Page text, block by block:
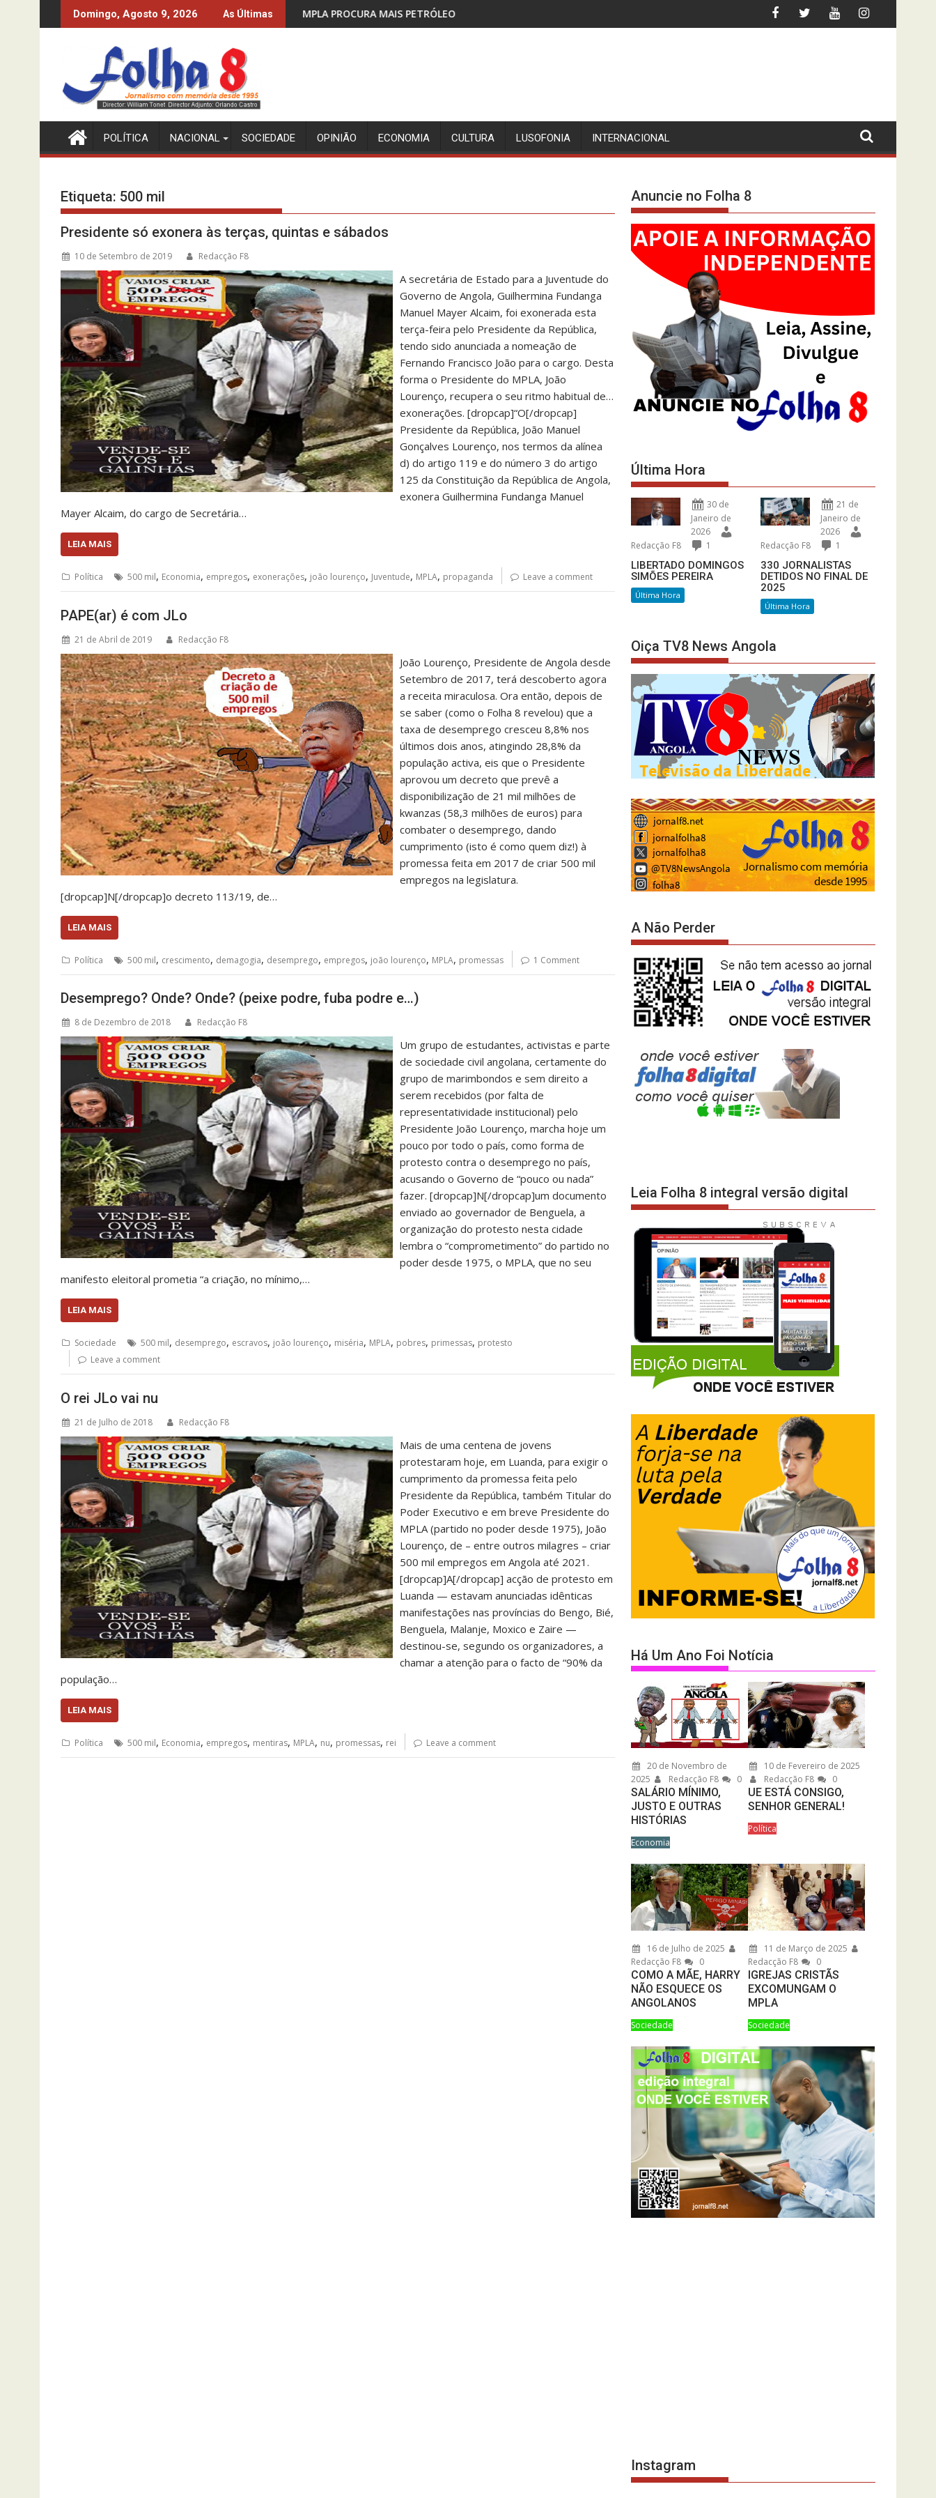
to
Domingo, Agosto 9, 2026 As Últimas
MPLA PROCURA MAIS PETRÓLEO MPLA SÓ CONHECE A "RAZÃO" DA FORÇA
POLÍTICA NACIONAL SOCIEDADE OPINIÃO ECONOMIA CULTURA LUSOFONIA INTERNACIONAL
Etiqueta: 500 mil
Presidente só exonera às terças, quintas e sábados
10 de Setembro de 2019 Redacção F8
A secretária de Estado para a Juventude do
Governo de Angola, Guilhermina Fundanga
Manuel Mayer Alcaim, foi exonerada esta
terça-feira pelo Presidente da República,
tendo sido anunciada a nomeação de
Fernando Francisco João para o cargo. Desta
forma o Presidente do MPLA, João
Lourenço, recupera o seu ritmo habitual de…
exonerações. [dropcap]“O[/dropcap]
Presidente da República, João Manuel
Gonçalves Lourenço, nos termos da alínea
d) do artigo 119 e do número 3 do artigo
125 da Constituição da República de Angola,
exonera Guilhermina Fundanga Manuel
Mayer Alcaim, do cargo de Secretária…
LEIA MAIS
Política 500 mil, Economia, empregos, exonerações, joão lourenço, Juventude, MPLA, propaganda Leave a comment
PAPE(ar) é com JLo
21 de Abril de 2019 Redacção F8
João Lourenço, Presidente de Angola desde
Setembro de 2017, terá descoberto agora
a receita miraculosa. Ora então, depois de
se saber (como o Folha 8 revelou) que a
taxa de desemprego cresceu 8,8% nos
últimos dois anos, atingindo 28,8% da
população activa, eis que o Presidente
aprovou um decreto que prevê a
disponibilização de 21 mil milhões de
kwanzas (58,3 milhões de euros) para
combater o desemprego, dando
cumprimento (isto é como quem diz!) à
promessa feita em 2017 de criar 500 mil
empregos na legislatura.
[dropcap]N[/dropcap]o decreto 113/19, de…
LEIA MAIS
Política 500 mil, crescimento, demagogia, desemprego, empregos, joão lourenço, MPLA, promessas 1 Comment
Desemprego? Onde? Onde? (peixe podre, fuba podre e…)
8 de Dezembro de 2018 Redacção F8
Um grupo de estudantes, activistas e parte
de sociedade civil angolana, certamente do
grupo de marimbondos e sem direito a
serem recebidos (por falta de
representatividade institucional) pelo
Presidente João Lourenço, marcha hoje um
pouco por todo o país, como forma de
protesto contra o desemprego no país,
acusando o Governo de “pouco ou nada”
fazer. [dropcap]N[/dropcap]um documento
enviado ao governador de Benguela, a
organização do protesto nesta cidade
lembra o “comprometimento” do partido no
poder desde 1975, o MPLA, que no seu
manifesto eleitoral prometia “a criação, no mínimo,…
LEIA MAIS
Sociedade 500 mil, desemprego, escravos, joão lourenço, miséria, MPLA, pobres, primessas, protesto
Leave a comment
O rei JLo vai nu
21 de Julho de 2018 Redacção F8
Mais de uma centena de jovens
protestaram hoje, em Luanda, para exigir o
cumprimento da promessa feita pelo
Presidente da República, também Titular do
Poder Executivo e em breve Presidente do
MPLA (partido no poder desde 1975), João
Lourenço, de – entre outros milagres – criar
500 mil empregos em Angola até 2021.
[dropcap]A[/dropcap] acção de protesto em
Luanda — estavam anunciadas idênticas
manifestações nas províncias do Bengo, Bié,
Benguela, Malanje, Moxico e Zaire —
destinou-se, segundo os organizadores, a
chamar a atenção para o facto de “90% da
população…
LEIA MAIS
Política 500 mil, Economia, empregos, mentiras, MPLA, nu, promessas, rei Leave a comment
Anuncie no Folha 8
Última Hora
30 de
Janeiro de
2026
Redacção F8
1
LIBERTADO DOMINGOS
SIMÕES PEREIRA
Última Hora
21 de
Janeiro de
2026
Redacção F8
1
330 JORNALISTAS
DETIDOS NO FINAL DE
2025
Última Hora
Oiça TV8 News Angola
A Não Perder
Leia Folha 8 integral versão digital
Há Um Ano Foi Notícia
20 de Novembro de
2025
Redacção F8 0
SALÁRIO MÍNIMO,
JUSTO E OUTRAS
HISTÓRIAS
Economia
10 de Fevereiro de 2025
Redacção F8
0
UE ESTÁ CONSIGO,
SENHOR GENERAL!
Política
16 de Julho de 2025
Redacção F8
0
COMO A MÃE, HARRY
NÃO ESQUECE OS
ANGOLANOS
Sociedade
11 de Março de 2025
Redacção F8
0
IGREJAS CRISTÃS
EXCOMUNGAM O
MPLA
Sociedade
Instagram